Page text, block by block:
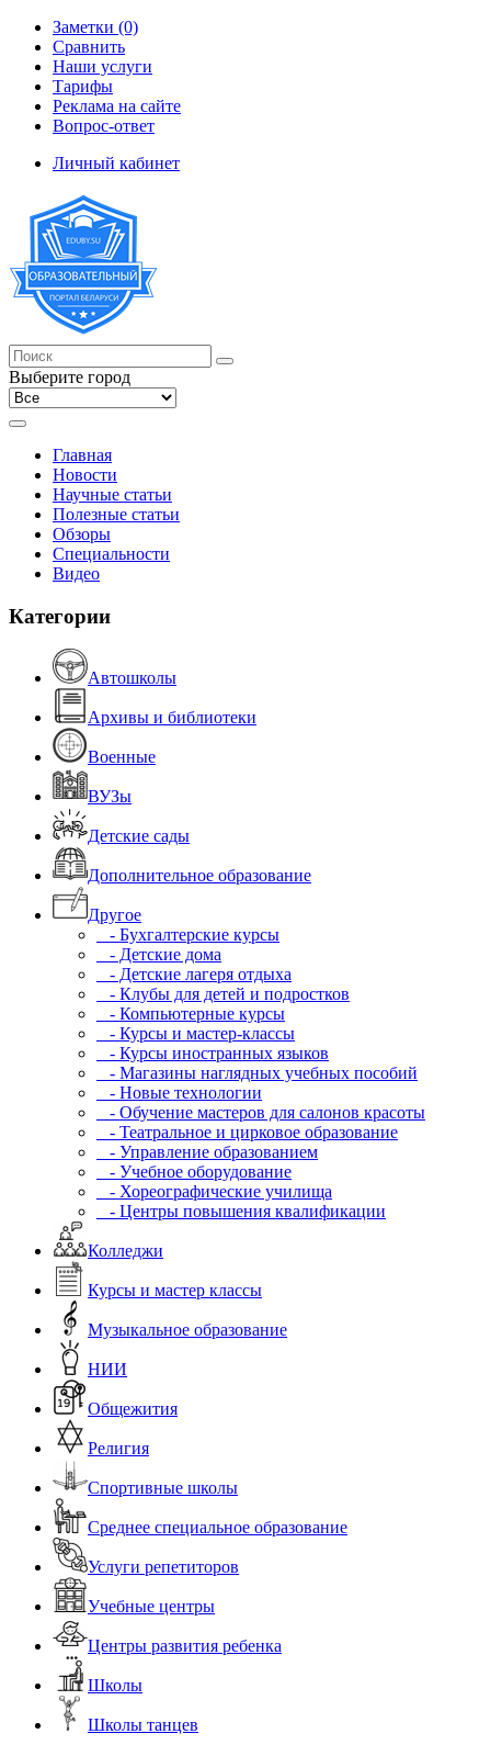
Заметки (0)
Сравнить
Наши услуги
Тарифы
Реклама на сайте
Вопрос-ответ
Личный кабинет
Выберите город
Главная
Новости
Научные статьи
Полезные статьи
Обзоры
Специальности
Видео
Категории
Автошколы
Архивы и библиотеки
Военные
ВУЗы
Детские сады
Дополнительное образование
Другое
- Бухгалтерские курсы
- Детские дома
- Детские лагеря отдыха
- Клубы для детей и подростков
- Компьютерные курсы
- Курсы и мастер-классы
- Курсы иностранных языков
- Магазины наглядных учебных пособий
- Новые технологии
- Обучение мастеров для салонов красоты
- Театральное и цирковое образование
- Управление образованием
- Учебное оборудование
- Хореографические училища
- Центры повышения квалификации
Колледжи
Курсы и мастер классы
Музыкальное образование
НИИ
Общежития
Религия
Спортивные школы
Среднее специальное образование
Услуги репетиторов
Учебные центры
Центры развития ребенка
Школы
Школы танцев